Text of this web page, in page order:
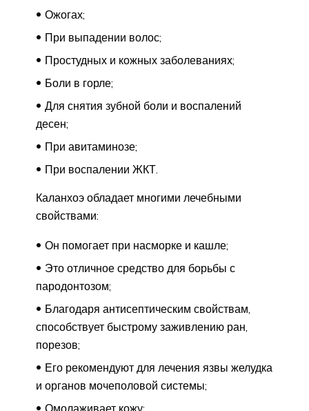
Ожогах;
При выпадении волос;
Простудных и кожных заболеваниях;
Боли в горле;
Для снятия зубной боли и воспалений
десен;
При авитаминозе;
При воспалении ЖКТ.
Каланхоэ обладает многими лечебными
свойствами:
Он помогает при насморке и кашле;
Это отличное средство для борьбы с
пародонтозом;
Благодаря антисептическим свойствам,
способствует быстрому заживлению ран,
порезов;
Его рекомендуют для лечения язвы желудка
и органов мочеполовой системы;
Омолаживает кожу;